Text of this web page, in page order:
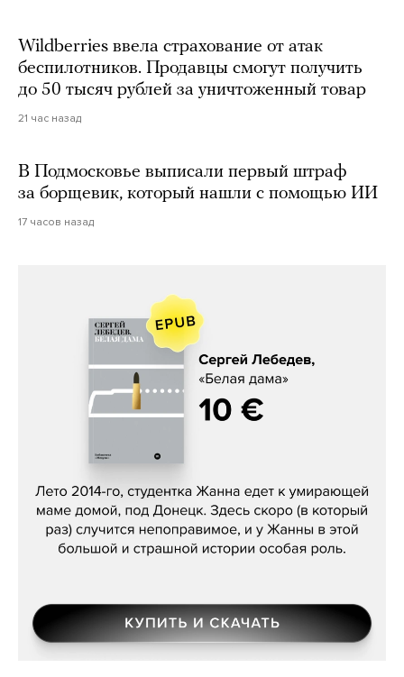
Wildberries ввела страхование от атак
беспилотников. Продавцы смогут получить
до 50 тысяч рублей за уничтоженный товар
21 час назад
В Подмосковье выписали первый штраф
за борщевик, который нашли с помощью ИИ
17 часов назад
Сергей Лебедев, «Белая дама»